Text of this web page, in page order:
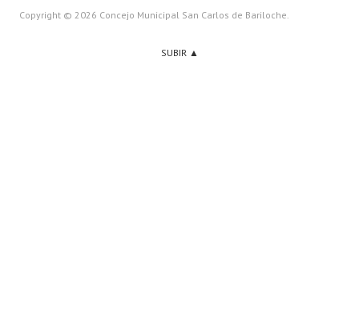
Copyright © 2026 Concejo Municipal San Carlos de Bariloche.
SUBIR ▲